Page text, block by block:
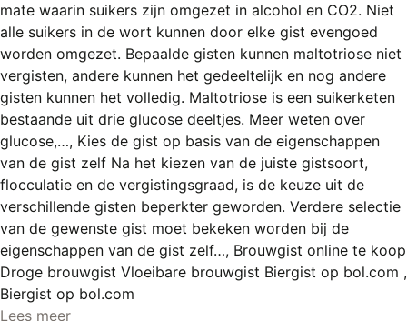
mate waarin suikers zijn omgezet in alcohol en CO2. Niet
alle suikers in de wort kunnen door elke gist evengoed
worden omgezet. Bepaalde gisten kunnen maltotriose niet
vergisten, andere kunnen het gedeeltelijk en nog andere
gisten kunnen het volledig. Maltotriose is een suikerketen
bestaande uit drie glucose deeltjes. Meer weten over
glucose,…, Kies de gist op basis van de eigenschappen
van de gist zelf Na het kiezen van de juiste gistsoort,
flocculatie en de vergistingsgraad, is de keuze uit de
verschillende gisten beperkter geworden. Verdere selectie
van de gewenste gist moet bekeken worden bij de
eigenschappen van de gist zelf…, Brouwgist online te koop
Droge brouwgist Vloeibare brouwgist Biergist op bol.com ,
Biergist op bol.com
Lees meer